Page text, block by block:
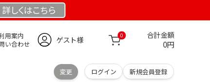
詳しくはこちら
用案内
い合わせ
ゲスト様 0 合計金額
0円
変更 ログイン 新規会員登録